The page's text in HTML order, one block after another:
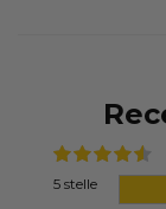
5 stelle